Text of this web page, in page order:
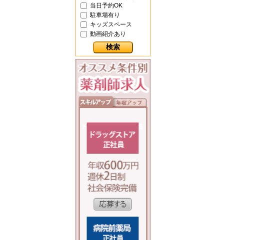
当日予約OK
駐車場有り
キッズスペース
動画紹介あり